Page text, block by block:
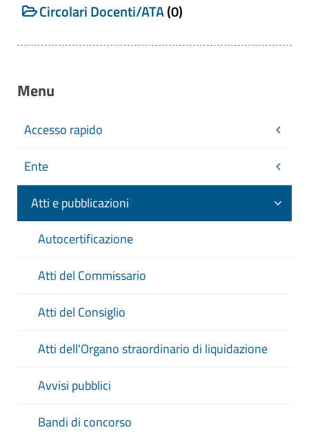
Titolo
Data
a
Circolari Docenti/ATA(0)
Menu
Accesso rapido
Ente
Atti e pubblicazioni
Autocertificazione
Atti del Commissario
Atti del Consiglio
Atti dell'Organo straordinario di liquidazione
Avvisi pubblici
Bandi di concorso